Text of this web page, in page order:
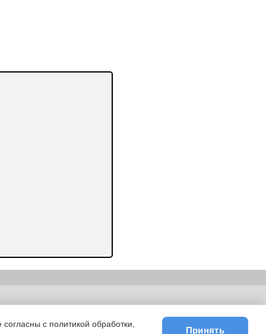
|E-mail
с политикой обработки,
Принять